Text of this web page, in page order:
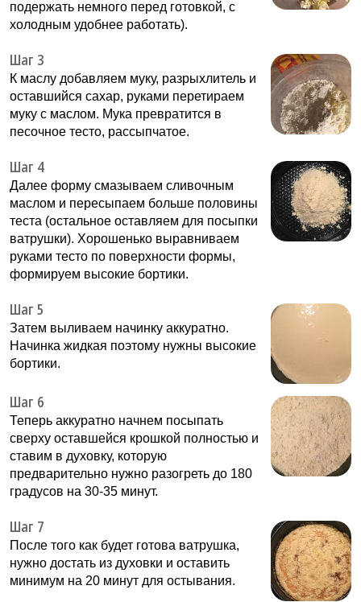
подержать немного перед готовкой, с
холодным удобнее работать).
Шаг 3
К маслу добавляем муку, разрыхлитель и
оставшийся сахар, руками перетираем
муку с маслом. Мука превратится в
песочное тесто, рассыпчатое.
Шаг 4
Далее форму смазываем сливочным
маслом и пересыпаем больше половины
теста (остальное оставляем для посыпки
ватрушки). Хорошенько выравниваем
руками тесто по поверхности формы,
формируем высокие бортики.
Шаг 5
Затем выливаем начинку аккуратно.
Начинка жидкая поэтому нужны высокие
бортики.
Шаг 6
Теперь аккуратно начнем посыпать
сверху оставшейся крошкой полностью и
ставим в духовку, которую
предварительно нужно разогреть до 180
градусов на 30-35 минут.
Шаг 7
После того как будет готова ватрушка,
нужно достать из духовки и оставить
минимум на 20 минут для остывания.